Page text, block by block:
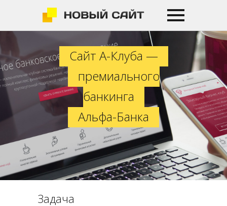
Сайт А-Клуба — премиального
Сайт А-Клуба —
премиального
банкинга
Альфа-Банка
Задача